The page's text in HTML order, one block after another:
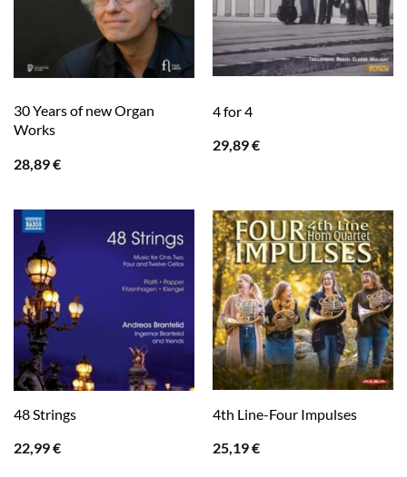
30 Years of new Organ
Works
28,89€
4 for 4
29,89€
48 Strings
22,99€
4th Line-Four Impulses
25,19€